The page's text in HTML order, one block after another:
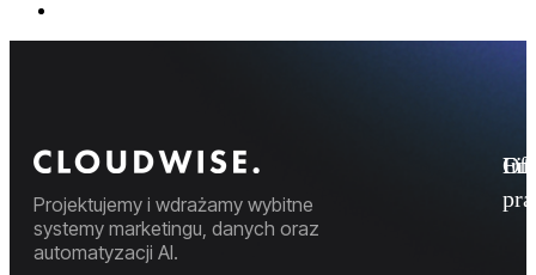
Projektujemy i wdrażamy wybitne
systemy marketingu, danych oraz
automatyzacji AI.